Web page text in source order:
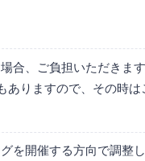
合、ご負担いただきます
りますので、その時は
を開催する方向で調整